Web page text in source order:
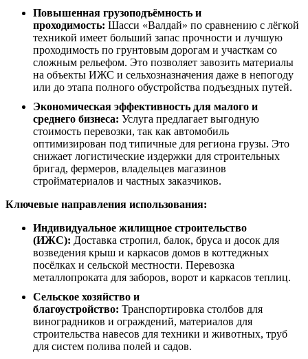
Повышенная грузоподъёмность и
проходимость: Шасси «Валдай» по сравнению с лёгкой
техникой имеет больший запас прочности и лучшую
проходимость по грунтовым дорогам и участкам со
сложным рельефом. Это позволяет завозить материалы
на объекты ИЖС и сельхозназначения даже в непогоду
или до этапа полного обустройства подъездных путей.
Экономическая эффективность для малого и
среднего бизнеса: Услуга предлагает выгодную
стоимость перевозки, так как автомобиль
оптимизирован под типичные для региона грузы. Это
снижает логистические издержки для строительных
бригад, фермеров, владельцев магазинов
стройматериалов и частных заказчиков.
Ключевые направления использования:
Индивидуальное жилищное строительство
(ИЖС): Доставка стропил, балок, бруса и досок для
возведения крыш и каркасов домов в коттеджных
посёлках и сельской местности. Перевозка
металлопроката для заборов, ворот и каркасов теплиц.
Сельское хозяйство и
благоустройство: Транспортировка столбов для
виноградников и ограждений, материалов для
строительства навесов для техники и животных, труб
для систем полива полей и садов.